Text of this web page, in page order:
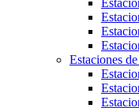
Estaciones